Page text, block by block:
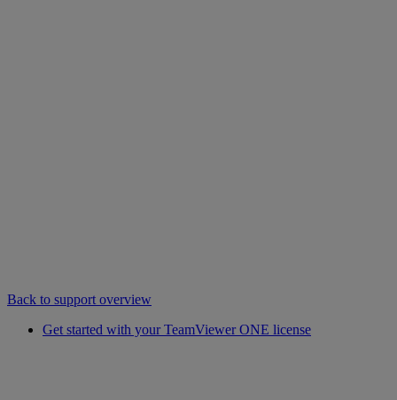
Back to support overview
Get started with your TeamViewer ONE license